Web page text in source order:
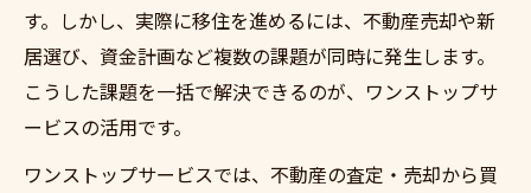
す。しかし、実際に移住を進めるには、不動産売却や新
居選び、資金計画など複数の課題が同時に発生します。
こうした課題を一括で解決できるのが、ワンストップサ
ービスの活用です。
ワンストップサービスでは、不動産の査定・売却から買